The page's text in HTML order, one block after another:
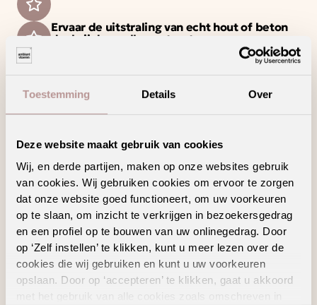
Toestemming Details Over
Deze website maakt gebruik van cookies
Wij, en derde partijen, maken op onze websites gebruik
van cookies. Wij gebruiken cookies om ervoor te zorgen
dat onze website goed functioneert, om uw voorkeuren
op te slaan, om inzicht te verkrijgen in bezoekersgedrag
en een profiel op te bouwen van uw onlinegedrag. Door
op ‘Zelf instellen’ te klikken, kunt u meer lezen over de
cookies die wij gebruiken en kunt u uw voorkeuren
opslaan. Door op ‘accepteren’ te klikken, gaat u akkoord
Ervaar de uitstraling van echt hout of beton
dankzij de voelbare structuur
Een waterbestendige vloer voor zorgeloos
wooncomfort
Deze vloer haalt het maximale uit jouw
Geschikte
vloertoebehoren